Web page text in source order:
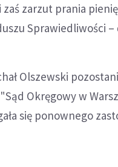
zaś zarzut prania
Sprawiedliwości –
Olszewski
Okręgowy w
się ponownego